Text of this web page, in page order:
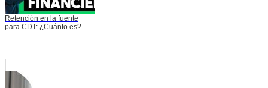
Retención en la fuente
para CDT: ¿Cuánto es?